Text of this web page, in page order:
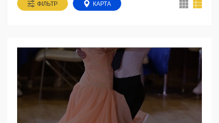
ФІЛЬТР КАРТА